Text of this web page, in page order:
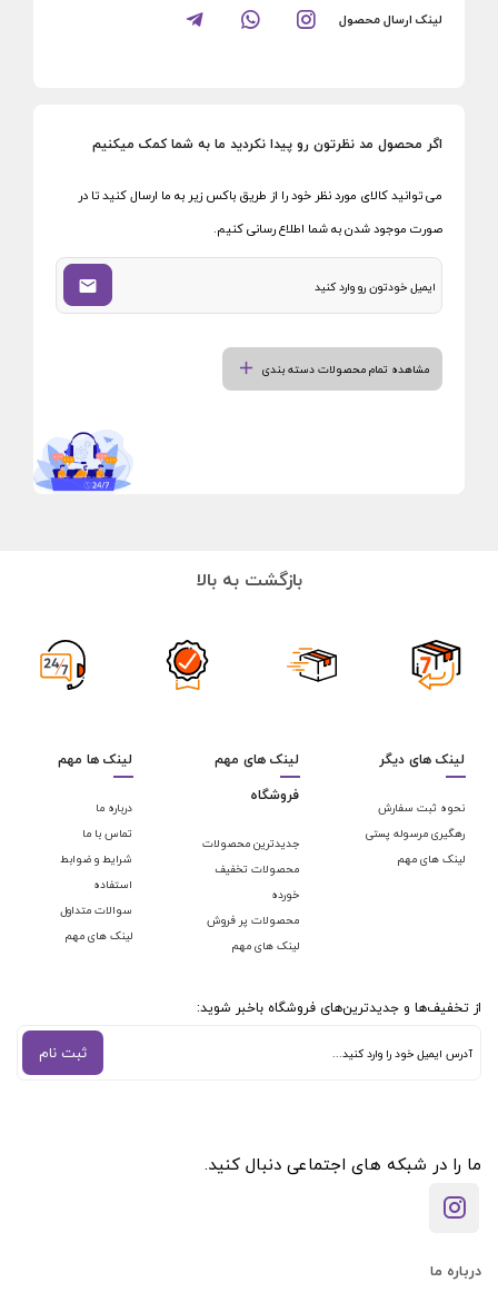
لینک ارسال محصول
اگر محصول مد نظرتون رو پیدا نکردید ما به شما کمک میکنیم
می توانید کالای مورد نظر خود را از طریق باکس زیر به ما ارسال کنید تا در
صورت موجود شدن به شما اطلاع رسانی کنیم.
مشاهده تمام محصولات دسته بندی
بازگشت به بالا
لینک های دیگر
نحوه ثبت سفارش
رهگیری مرسوله پستی
لینک های مهم
لینک های مهم
فروشگاه
جدیدترین محصولات
محصولات تخفیف
خورده
محصولات پر فروش
لینک های مهم
لینک ها مهم
درباره ما
تماس با ما
شرایط و ضوابط
استفاده
سوالات متداول
لینک های مهم
از تخفیف‌ها و جدیدترین‌های فروشگاه باخبر شوید:
ثبت نام
ما را در شبکه های اجتماعی دنبال کنید.
درباره ما